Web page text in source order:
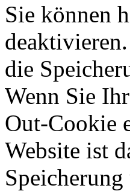
Sie können
die
Wenn Sie
Out-Cookie
Website ist